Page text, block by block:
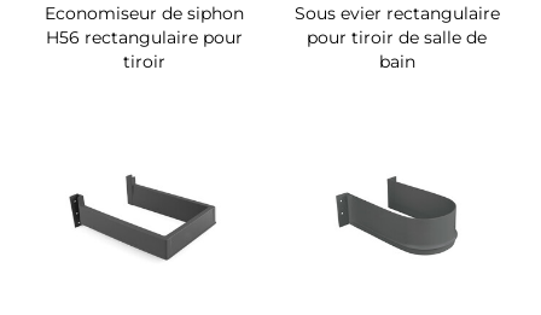
Economiseur de siphon
H56 rectangulaire pour
tiroir
Sous evier rectangulaire
pour tiroir de salle de
bain